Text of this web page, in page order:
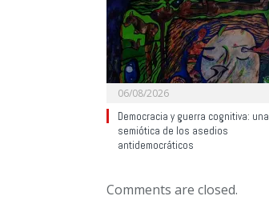
06/08/2026
Democracia y guerra cognitiva: una
semiótica de los asedios
antidemocráticos
Comments are closed.